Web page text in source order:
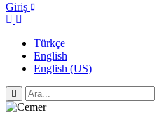
Giriş
Türkçe
English
English (US)